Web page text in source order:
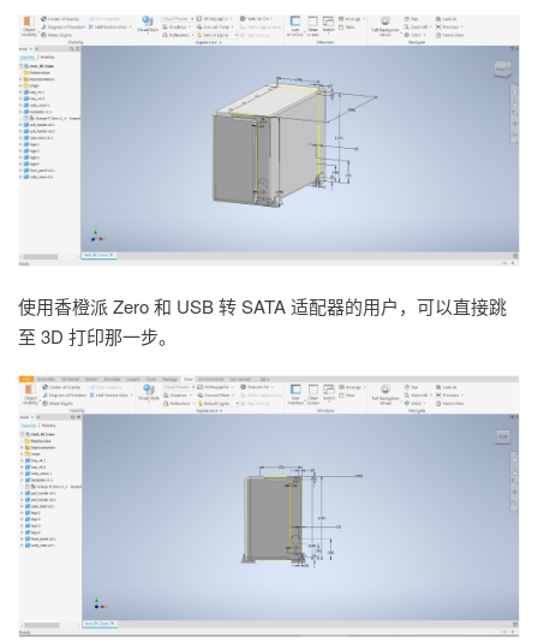
使用香橙派 Zero 和 USB 转 SATA 适配器的用户，可以直接跳
至 3D 打印那一步。